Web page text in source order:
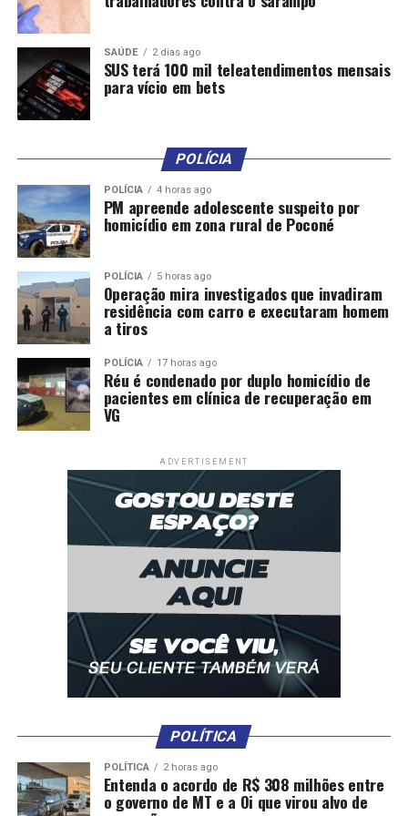
SAÚDE 2 dias ago
SUS terá 100 mil teleatendimentos mensais
para vício em bets
POLÍCIA
POLÍCIA 4 horas ago
PM apreende adolescente suspeito por
homicídio em zona rural de Poconé
POLÍCIA 5 horas ago
Operação mira investigados que invadiram
residência com carro e executaram homem
a tiros
POLÍCIA 17 horas ago
Réu é condenado por duplo homicídio de
pacientes em clínica de recuperação em
VG
ADVERTISEMENT
POLÍTICA
POLÍTICA 2 horas ago
Entenda o acordo de R$ 308 milhões entre
o governo de MT e a Oi que virou alvo de